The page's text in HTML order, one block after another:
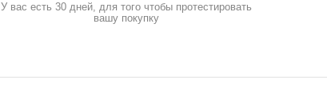
У вас есть 30 дней, для того чтобы протестировать
вашу покупку